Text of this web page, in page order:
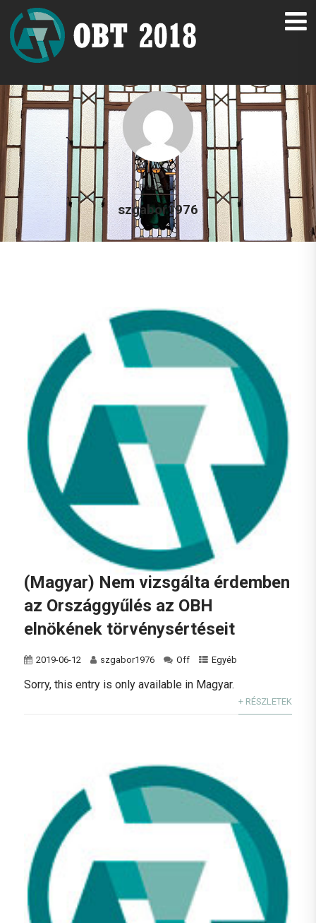
Posts by
szgabor1976
(Magyar) Nem vizsgálta érdemben
az Országgyűlés az OBH
elnökének törvénysértéseit
2019-06-12 szgabor1976 Off Egyéb
Sorry, this entry is only available in Magyar.
+ RÉSZLETEK